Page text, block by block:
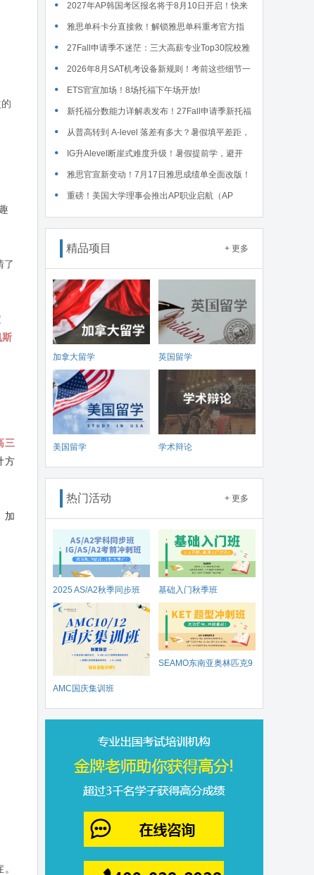
了
斯
三
方
2027年AP韩国考区报名将于8月10日开启！快来
码住这份详细报名流程！
雅思单科卡分直接救！解锁雅思单科重考官方指
南！
27Fall申请季不迷茫：三大高薪专业Top30院校雅
思要求汇总！
2026年8月SAT机考设备新规则！考前这些细节一
定要核对～
ETS官宣加场！8场托福下午场开放!
新托福分数能力详解表发布！27Fall申请季新托福
考试院校录取要求汇总！
从普高转到 A-level 落差有多大？暑假填平差距，
首考 A * 不是梦！
IG升Alevel断崖式难度升级！暑假提前学，避开
90%的升学大坑
雅思官宣新变动！7月17日雅思成绩单全面改版！
重磅！美国大学理事会推出AP职业启航（AP
Career Kickstart）新课程！
精品项目 + 更多
加拿大留学 英国留学
美国留学 学术辩论
热门活动 + 更多
2025 AS/A2秋季同步班 基础入门秋季班
AMC国庆集训班
SEAMO东南亚奥林匹克9